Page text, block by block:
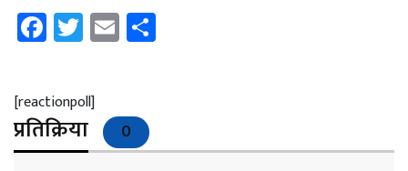
Facebook
Twitter
Email
[reactionpoll]
प्रतिक्रिया 0